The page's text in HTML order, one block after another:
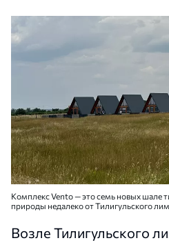
Комплекс Vento — это семь новых шале
природы недалеко от Тилигульского
Возле Тилигульского